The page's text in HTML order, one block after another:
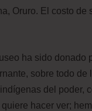
Oruro. El costo
ha sido
sobre todo
del poder,
hacer ver;